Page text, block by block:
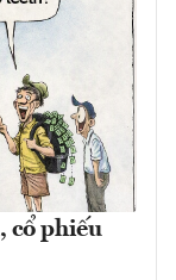
cổ phiếu